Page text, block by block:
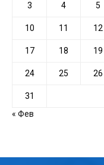
3 4 5
10 11 12
17 18 19
24 25 26
31
« Фев